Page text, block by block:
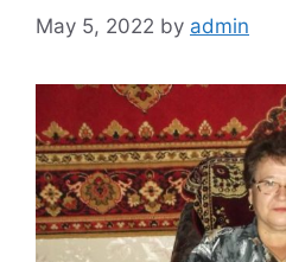
May 5, 2022 by admin